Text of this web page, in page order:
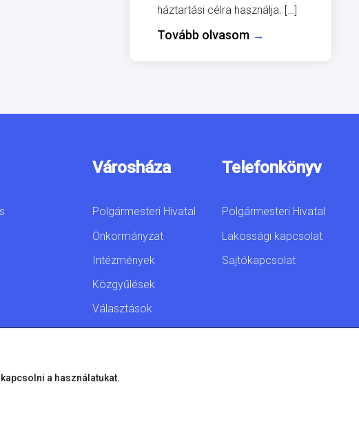
háztartási célra használja. […]
Tovább olvasom →
Városháza
Polgármesteri Hivatal
Önkormányzat
Intézmények
Közgyűlések
Választások
Telefonkönyv
Polgármesteri Hivatal
Lakossági kapcsolat
Sajtókapcsolat
a használatukat.